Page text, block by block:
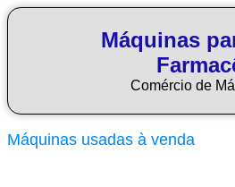
Máquinas
Comércio de
Máquinas usadas à venda